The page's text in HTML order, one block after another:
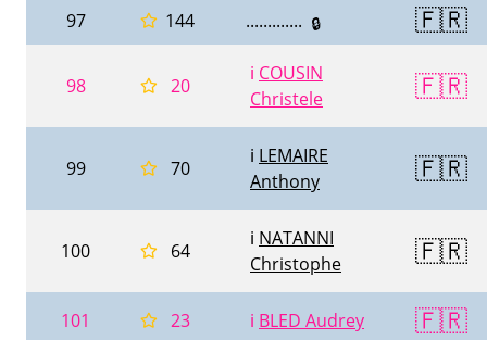
97 144 ............. 🔒 🇫🇷
98 20
ℹ️ COUSIN
Christele
🇫🇷
99 70
ℹ️ LEMAIRE
Anthony
🇫🇷
100 64
ℹ️ NATANNI
Christophe
🇫🇷
101 23 ℹ️ BLED Audrey 🇫🇷